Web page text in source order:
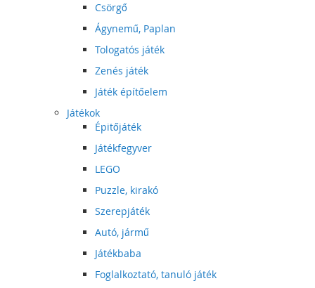
Csörgő
Ágynemű, Paplan
Tologatós játék
Zenés játék
Játék építőelem
Játékok
Épitőjáték
Játékfegyver
LEGO
Puzzle, kirakó
Szerepjáték
Autó, jármű
Játékbaba
Foglalkoztató, tanuló játék